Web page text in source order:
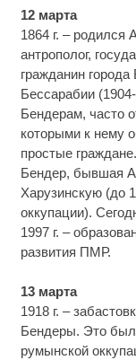
12 марта
1864 г. – родился
антрополог,
гражданин
Бессарабии
Бендерам, часто
которыми к нему
простые
Бендер, бывшая
Харузинскую (до
оккупации).
1997 г. –
развития ПМР.
13 марта
1918 г. –
Бендеры. Это
румынской